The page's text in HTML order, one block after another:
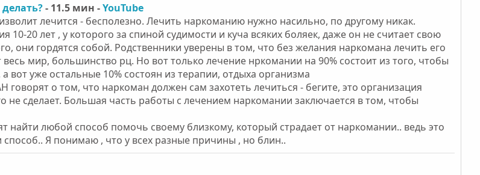
- 11.5 мин -YouTube
лечится - бесполезно. Лечить наркоманию нужно насильно, по другому никак.
10-20 лет , у которого за спиной судимости и куча всяких боляек, даже он не считает свою
они гордятся собой. Родственники уверены в том, что без желания наркомана лечить его
мир, большинство рц. Но вот только лечение нркомании на 90% состоит из того, чтобы
вот уже остальные 10% состоян из терапии, отдыха организма
говорят о том, что наркоман должен сам захотеть лечиться - бегите, это организация
не сделает. Большая часть работы с лечением наркомании заключается в том, чтобы
найти любой способ помочь своему близкому, который страдает от наркомании.. ведь это
способ.. Я понимаю , что у всех разные причины , но блин..